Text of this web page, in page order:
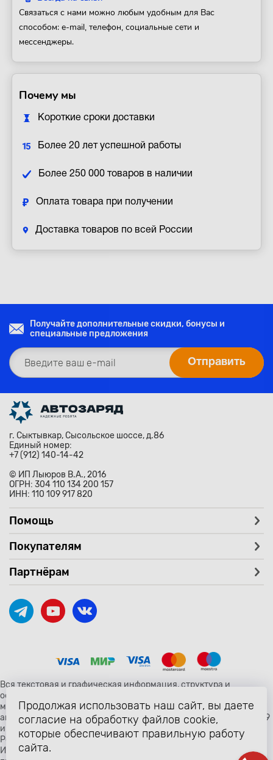
Связаться с нами можно любым удобным для Вас
способом: e-mail, телефон, социальные сети и
мессенджеры.
Почему мы
Короткие сроки доставки
Более 20 лет успешной работы
Более 250 000 товаров в наличии
Оплата товара при получении
Доставка товаров по всей России
Получайте дополнительные скидки, бонусы и
специальные предложения
г. Сыктывкар, Сысольское шоссе, д.86
Единый номер:
+7 (912) 140-14-42
© ИП Лыюров В.А., 2016
ОГРН: 304 110 134 200 157
ИНН: 110 109 917 820
Помощь
Покупателям
Партнёрам
Вся текстовая и графическая информация, структура и
оформление страницы avtozaryad.ru защищены российскими и
международными законами и соглашениями об охране
авторских прав и интеллектуальной собственности (статьи 1259
и 1260 главы 70 «Авторское право» Гражданского Кодекса
Российской Федерации от 18 декабря 2006 года N 230-ФЗ).
Использование любых материалов сайта разрешено только с
Продолжая использовать наш сайт, вы даете
согласие на обработку файлов cookie,
которые обеспечивают правильную работу
сайта.